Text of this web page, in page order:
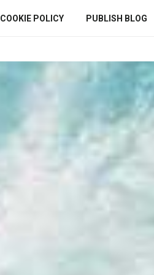
COOKIE POLICY PUBLISH BLOG